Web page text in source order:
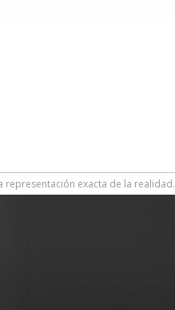
representación exacta de la realidad.